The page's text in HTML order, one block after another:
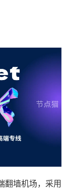
翻墙机场，采用